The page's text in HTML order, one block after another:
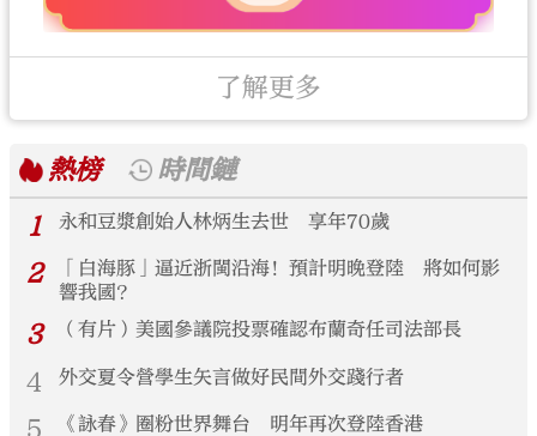
了解更多
熱榜
時間鏈
1
永和豆漿創始人林炳生去世 享年70歲
2
「白海豚」逼近浙閩沿海！預計明晚登陸 將如何影
響我國？
3 （有片）美國參議院投票確認布蘭奇任司法部長
4 外交夏令營學生矢言做好民間外交踐行者
5 《詠春》圈粉世界舞台 明年再次登陸香港